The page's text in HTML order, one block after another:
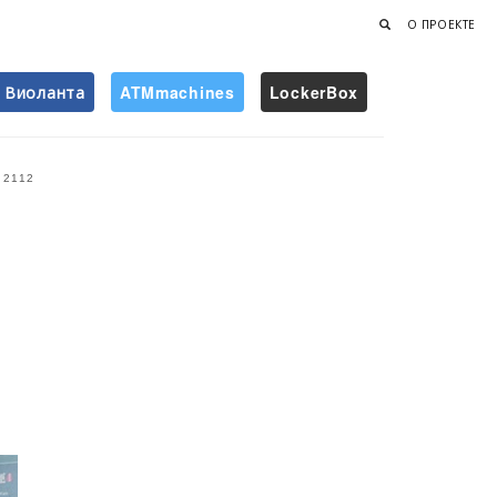
О ПРОЕКТЕ
Виоланта ATMmachines LockerBox
2112